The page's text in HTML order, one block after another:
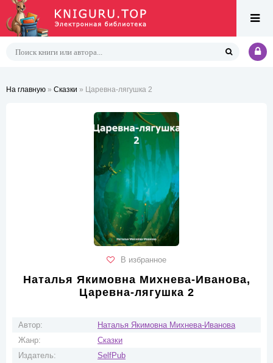
На главную » Сказки » Царевна-лягушка 2
В избранное
Наталья Якимовна Михнева-Иванова,
Царевна-лягушка 2
Автор:
Наталья Якимовна Михнева-Иванова
Жанр:
Сказки
Издатель:
SelfPub